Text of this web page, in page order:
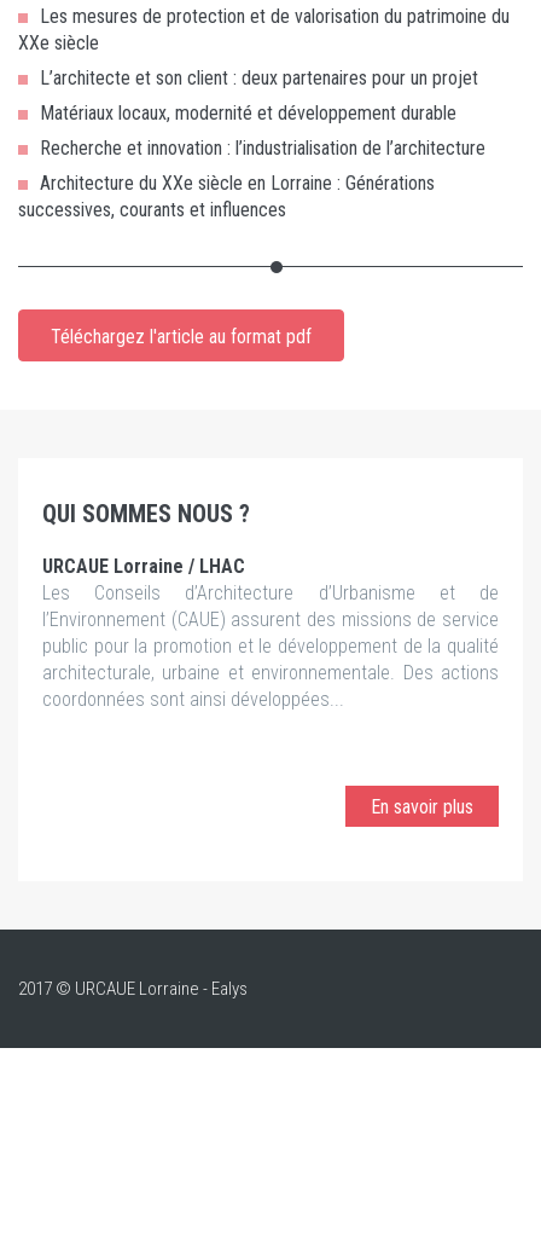
Les mesures de protection et de valorisation du patrimoine du
XXe siècle
L’architecte et son client : deux partenaires pour un projet
Matériaux locaux, modernité et développement durable
Recherche et innovation : l’industrialisation de l’architecture
Architecture du XXe siècle en Lorraine : Générations
successives, courants et influences
Téléchargez l'article au format pdf
QUI SOMMES NOUS ?
URCAUE Lorraine / LHAC
Les Conseils d’Architecture d’Urbanisme et de
l’Environnement (CAUE) assurent des missions de service
public pour la promotion et le développement de la qualité
architecturale, urbaine et environnementale. Des actions
coordonnées sont ainsi développées...
En savoir plus
2017 © URCAUE Lorraine - Ealys